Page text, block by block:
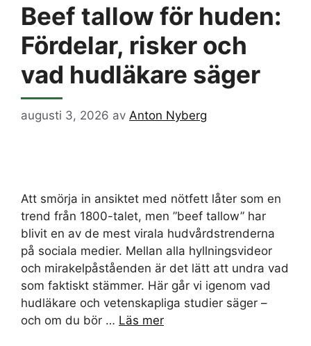
Beef tallow för huden:
Fördelar, risker och
vad hudläkare säger
augusti 3, 2026 av Anton Nyberg
Att smörja in ansiktet med nötfett låter som en
trend från 1800-talet, men ”beef tallow” har
blivit en av de mest virala hudvårdstrenderna
på sociala medier. Mellan alla hyllningsvideor
och mirakelpåståenden är det lätt att undra vad
som faktiskt stämmer. Här går vi igenom vad
hudläkare och vetenskapliga studier säger –
och om du bör … Läs mer